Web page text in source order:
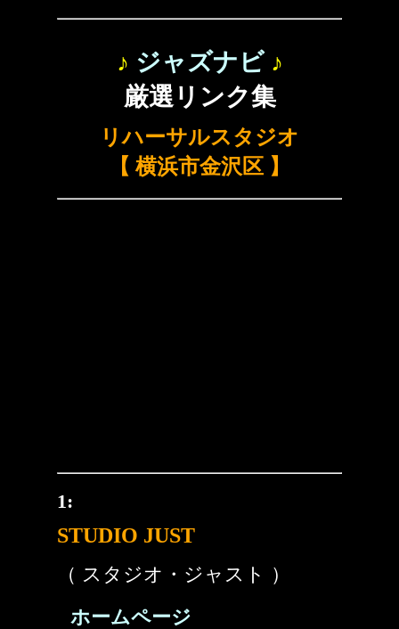
♪ ジャズナビ♪
厳選リンク集
リハーサルスタジオ
【 横浜市金沢区 】
1:
STUDIO JUST
（ スタジオ・ジャスト ）
ホームページ